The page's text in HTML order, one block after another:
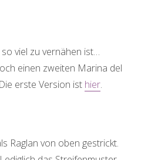
viel zu vernähen ist…
einen zweiten Marina del
erste Version ist hier.
Raglan von oben gestrickt.